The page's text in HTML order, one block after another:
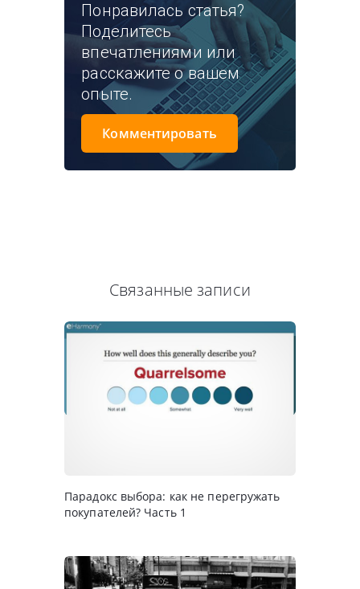
Понравилась статья?
Поделитесь
впечатлениями или
расскажите о вашем
опыте.
Комментировать
Связанные записи
Парадокс выбора: как не перегружать
покупателей? Часть 1